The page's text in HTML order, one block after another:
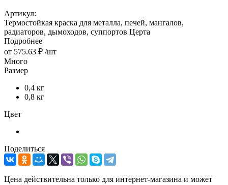
Артикул:
Термостойкая краска для металла, печей, мангалов,
радиаторов, дымоходов, суппортов Церта
Подробнее
от 575.63 ₽ /шт
Много
Размер
0,4 кг
0,8 кг
Цвет
Поделиться
Цена действительна только для интернет-магазина и может